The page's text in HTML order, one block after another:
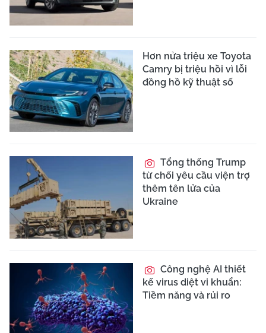
Hơn nửa triệu xe Toyota
Camry bị triệu hồi vì lỗi
đồng hồ kỹ thuật số
Tổng thống Trump
từ chối yêu cầu viện trợ
thêm tên lửa của
Ukraine
Công nghệ AI thiết
kế virus diệt vi khuẩn:
Tiềm năng và rủi ro